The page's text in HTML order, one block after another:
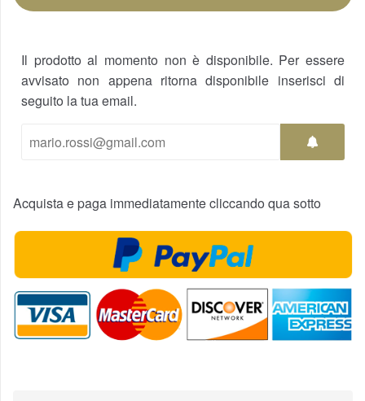
Il prodotto al momento non è disponibile. Per essere
avvisato non appena ritorna disponibile inserisci di
seguito la tua email.
Acquista e paga immediatamente cliccando qua sotto